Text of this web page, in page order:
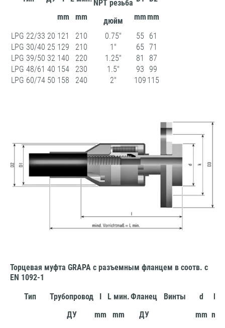
mm
mm
NPT резьба
дюйм
mmmm
LPG 22/33 20 121 210 0.75" 55
61
LPG 30/40 25 129 210 1" 65 71
LPG 39/50 32 140 220 1.25" 81
87
LPG 48/61 40 154 230 1.5" 93 99
LPG 60/74 50 158 240 2" 109 115
Торцевая муфта GRAPA с разъемным фланцем в соотв. с
EN 1092-1
Тип
Трубопровод
ДУ
I
mm
L мин.
mm
Фланец
ДУ
Винты
d
mm
D1
mm